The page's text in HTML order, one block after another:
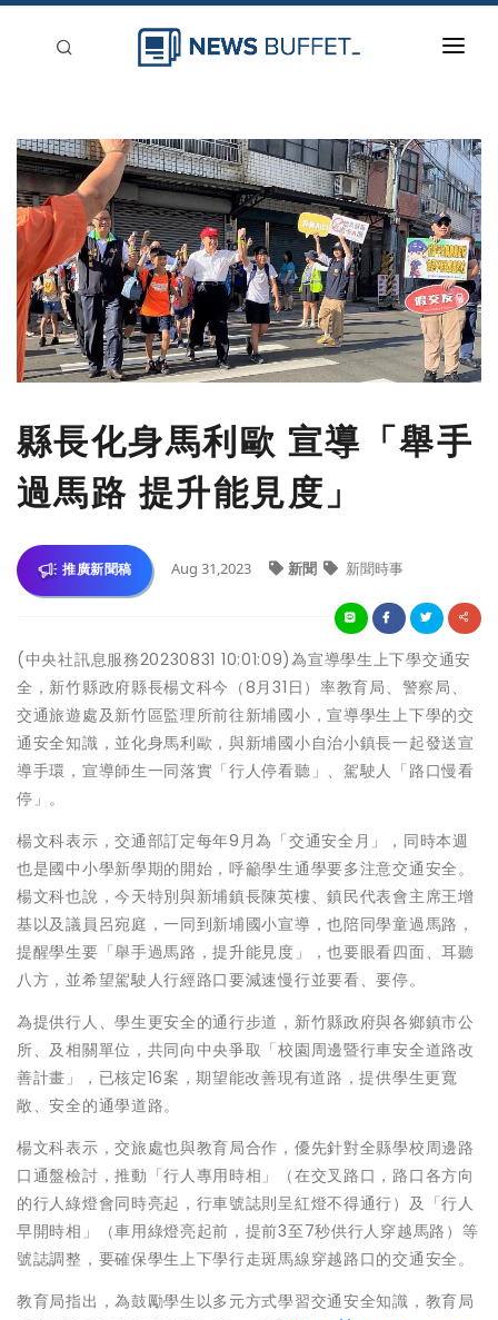
新聞稿分類
登入
刊登
縣長化身馬利歐 宣導「舉手
過馬路 提升能見度」
推廣新聞稿 Aug 31,2023 新聞 新聞時事
(中央社訊息服務20230831 10:01:09)為宣導學生上下學交通安
全，新竹縣政府縣長楊文科今（8月31日）率教育局、警察局、
交通旅遊處及新竹區監理所前往新埔國小，宣導學生上下學的交
通安全知識，並化身馬利歐，與新埔國小自治小鎮長一起發送宣
導手環，宣導師生一同落實「行人停看聽」、駕駛人「路口慢看
停」。
楊文科表示，交通部訂定每年9月為「交通安全月」，同時本週
也是國中小學新學期的開始，呼籲學生通學要多注意交通安全。
楊文科也說，今天特別與新埔鎮長陳英樓、鎮民代表會主席王增
基以及議員呂宛庭，一同到新埔國小宣導，也陪同學童過馬路，
提醒學生要「舉手過馬路，提升能見度」，也要眼看四面、耳聽
八方，並希望駕駛人行經路口要減速慢行並要看、要停。
為提供行人、學生更安全的通行步道，新竹縣政府與各鄉鎮市公
所、及相關單位，共同向中央爭取「校園周邊暨行車安全道路改
善計畫」，已核定16案，期望能改善現有道路，提供學生更寬
敞、安全的通學道路。
楊文科表示，交旅處也與教育局合作，優先針對全縣學校周邊路
口通盤檢討，推動「行人專用時相」（在交叉路口，路口各方向
的行人綠燈會同時亮起，行車號誌則呈紅燈不得通行）及「行人
早開時相」（車用綠燈亮起前，提前3至7秒供行人穿越馬路）等
號誌調整，要確保學生上下學行走斑馬線穿越路口的交通安全。
教育局指出，為鼓勵學生以多元方式學習交通安全知識，教育局